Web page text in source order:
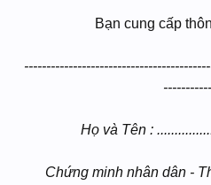
Bạn cung cấp
Họ và Tên :
Chứng minh nhân dân -